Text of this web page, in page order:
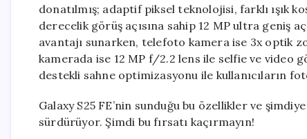
donatılmış; adaptif piksel teknolojisi, farklı ışık
derecelik görüş açısına sahip 12 MP ultra geniş
avantajı sunarken, telefoto kamera ise 3x optik
kamerada ise 12 MP f/2.2 lens ile selfie ve video
destekli sahne optimizasyonu ile kullanıcıların
Galaxy S25 FE’nin sunduğu bu özellikler ve
sürdürüyor. Şimdi bu fırsatı kaçırmayın!